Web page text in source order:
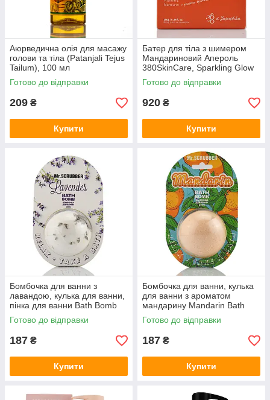
Аюрведична олія для масажу
голови та тіла (Patanjali Tejus
Tailum), 100 мл
Готово до відправки
209 ₴
Купити
Батер для тіла з шимером
Мандариновий Апероль
380SkinCare, Sparkling Glow
Butter, Mandarin Aperol, 180g
Готово до відправки
920 ₴
Купити
Бомбочка для ванни з
лавандою, кулька для ванни,
пінка для ванни Bath Bomb
Lavender Mr.Scrubber 200 г
Готово до відправки
187 ₴
Купити
Бомбочка для ванни, кулька
для ванни з ароматом
мандарину Mandarin Bath
Bomb Mr.SCRUBBER 200 г
Готово до відправки
187 ₴
Купити